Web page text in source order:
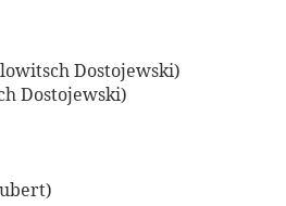
Dostojewski)
Dostojewski)